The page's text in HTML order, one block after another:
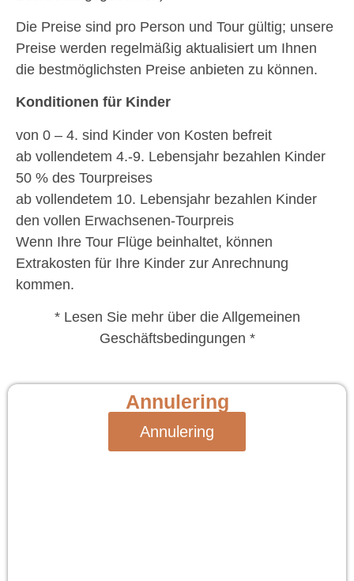
Die Preise sind pro Person und Tour gültig; unsere
Preise werden regelmäßig aktualisiert um Ihnen
die bestmöglichsten Preise anbieten zu können.
Konditionen für Kinder
von 0 – 4. sind Kinder von Kosten befreit
ab vollendetem 4.-9. Lebensjahr bezahlen Kinder
50 % des Tourpreises
ab vollendetem 10. Lebensjahr bezahlen Kinder
den vollen Erwachsenen-Tourpreis
Wenn Ihre Tour Flüge beinhaltet, können
Extrakosten für Ihre Kinder zur Anrechnung
kommen.
* Lesen Sie mehr über die Allgemeinen
Geschäftsbedingungen *
Annulering
Annulering